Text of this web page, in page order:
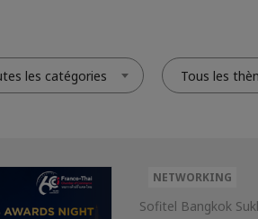
les catégories Tous les
NETWORKING
Sofitel Bangkok